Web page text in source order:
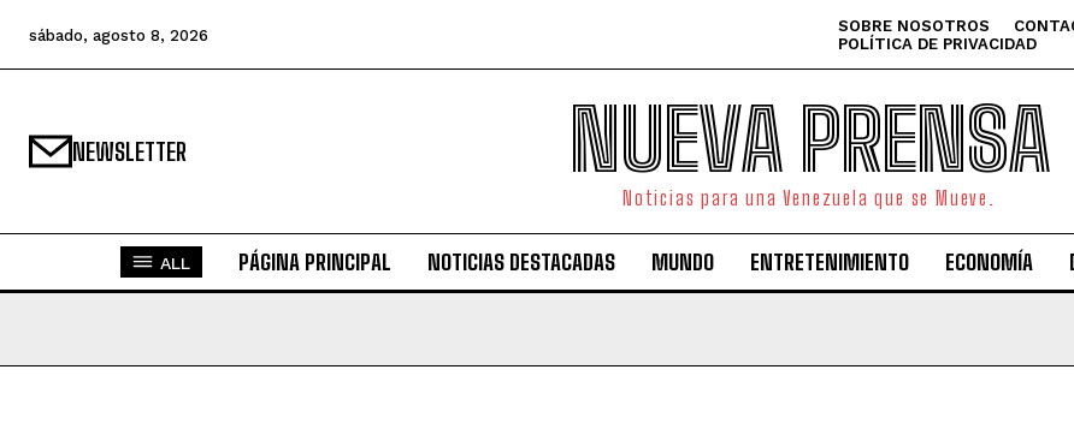
sábado, agosto 8, 2026 SOBRE NOSOTROS
POLÍTICA DE PRIVACIDAD
NEWSLETTER NUEVA PRENSA
Noticias para una Venezuela que se Mueve.
ALL PÁGINA PRINCIPAL NOTICIAS DESTACADAS MUNDO ENTRETENIMIENTO ECONOMÍA